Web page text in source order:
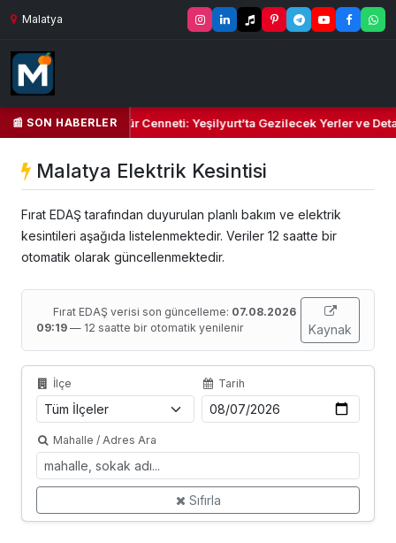
Malatya
📰 SON HABERLER
Yeşil Kalbi ve Kültür Cenneti: Yeşilyurt’ta Gezilecek Yerler ve
Malatya Elektrik Kesintisi
Fırat EDAŞ tarafından duyurulan planlı bakım ve elektrik
kesintileri aşağıda listelenmektedir. Veriler 12 saatte bir
otomatik olarak güncellenmektedir.
Fırat EDAŞ verisi son güncelleme: 07.08.2026
09:19 — 12 saatte bir otomatik yenilenir Kaynak
İlçe Tarih
Mahalle / Adres Ara
Sıfırla